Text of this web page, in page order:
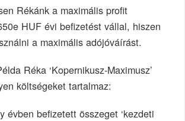
Rékánk a maximális profit
HUF évi befizetést vállal, hiszen
a maximális adójóváírást.
Réka ‘Kopernikusz-Maximusz’
költségeket tartalmaz:
évben befizetett összeget ‘kezdeti